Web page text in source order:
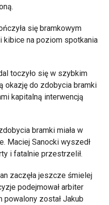
się bramkowym
na poziom spotkania
toczyło się w szybkim
okazję do zdobycia bramki
kapitalną interwencją
bramki miała w
Maciej Sanocki wyszedł
i fatalnie przestrzelił.
zaczęła jeszcze śmielej
podejmował arbiter
powalony został Jakub